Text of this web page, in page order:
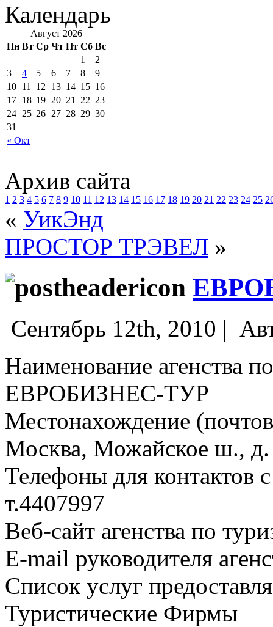
Календарь
Август 2026
Пн Вт Ср Чт Пт Сб Вс
« Окт
1
2
3
4 5 6 7 8
9
10 11 12 13 14 15 16
17 18 19 20 21 22 23
24 25 26 27 28 29 30
31
Архив сайта
1 2 3 4 5 6 7 8 9 10 11 12 13 14 15 16 17 18 19 20 21 22 23 24 25
« УикЭнд
ПРОСТОР ТРЭВЕЛ »
Сентябрь 12th, 2010 |
Наименование агенства
ЕВРОБИЗНЕС-ТУР
Местонахождение
Москва, Можайское ш.,
Телефоны для контактов
т.4407997
Веб-сайт агенства по
E-mail руководителя
Список услуг
Туристические Фирмы